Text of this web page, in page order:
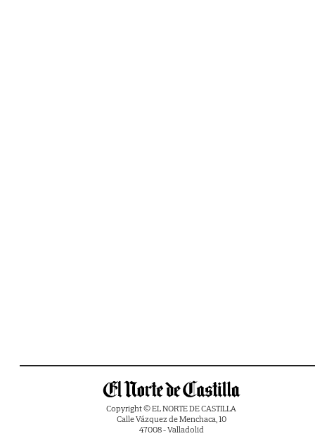
Copyright © EL NORTE DE CASTILLA
Calle Vázquez de Menchaca, 10
47008 - Valladolid